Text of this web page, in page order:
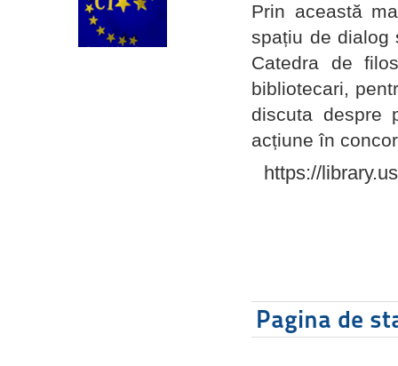
Prin această
spațiu de dialog
Catedra de
bibliotecari,
discuta despre
acțiune în
https://
Pagina de